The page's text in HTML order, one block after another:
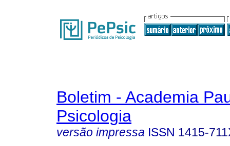
Boletim - Academia
Psicologia
versão impressa ISSN 1415-